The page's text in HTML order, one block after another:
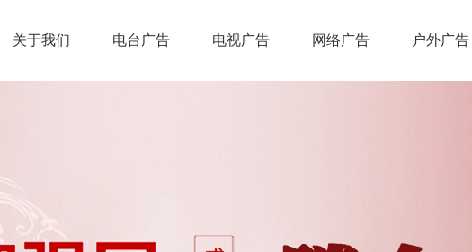
关于我们 电台广告 电视广告 网络广告 户外广告